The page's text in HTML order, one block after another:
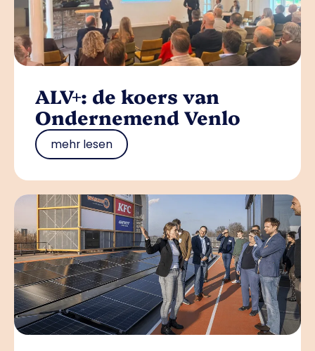
ALV+: de koers van
Ondernemend Venlo
mehr lesen